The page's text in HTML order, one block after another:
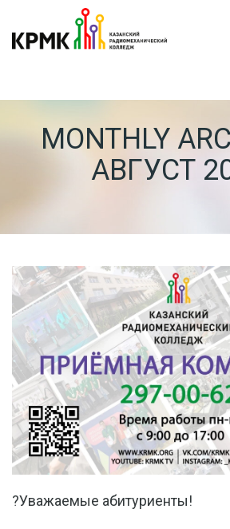
MONTHLY
АВГУСТ
?Уважаемые абитуриенты!